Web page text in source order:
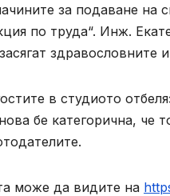
за подаване на
по труда“. Инж.
здравословните
в студиото
бе категорична, че
може да видите на